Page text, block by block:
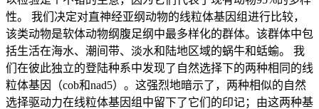
性。 我们决定对直神经亚纲动物的线粒体基因组进行比较，
该类动物是软体动物纲腹足纲中最多样化的群体。该群体中包
括生活在海水、潮间带、淡水和陆地区域的蜗牛和蛞蝓。 我
们在彼此独立的登陆种系中发现了自然选择下的两种相同的线
粒体基因（cob和nad5）。这强烈地暗示了，两种相似的自然
选择驱动力在线粒体基因组中留下了它们的印记；由这两种基